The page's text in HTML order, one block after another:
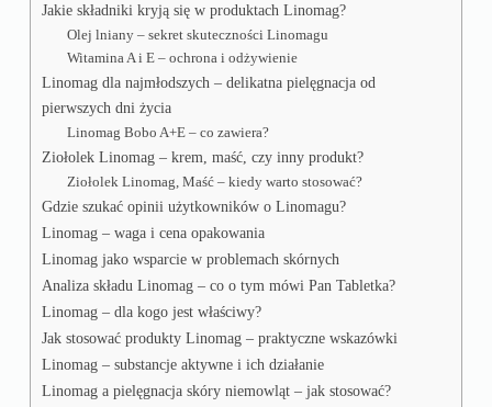
Jakie składniki kryją się w produktach Linomag?
Olej lniany – sekret skuteczności Linomagu
Witamina A i E – ochrona i odżywienie
Linomag dla najmłodszych – delikatna pielęgnacja od
pierwszych dni życia
Linomag Bobo A+E – co zawiera?
Ziołolek Linomag – krem, maść, czy inny produkt?
Ziołolek Linomag, Maść – kiedy warto stosować?
Gdzie szukać opinii użytkowników o Linomagu?
Linomag – waga i cena opakowania
Linomag jako wsparcie w problemach skórnych
Analiza składu Linomag – co o tym mówi Pan Tabletka?
Linomag – dla kogo jest właściwy?
Jak stosować produkty Linomag – praktyczne wskazówki
Linomag – substancje aktywne i ich działanie
Linomag a pielęgnacja skóry niemowląt – jak stosować?